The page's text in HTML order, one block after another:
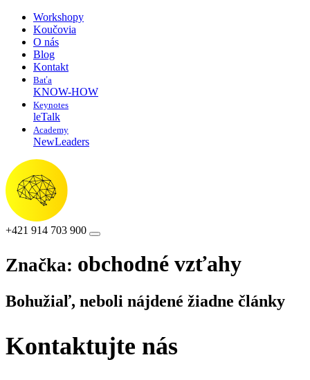
Workshopy
Koučovia
O nás
Blog
Kontakt
Baťa
KNOW-HOW
Keynotes
leTalk
Academy
NewLeaders
+421 914 703 900
Značka: obchodné vzťahy
Bohužiaľ, neboli nájdené žiadne články
Kontaktujte nás